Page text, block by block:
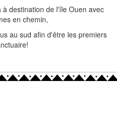
destination de l'île Ouen avec
en chemin,
au sud afin d'être les premiers